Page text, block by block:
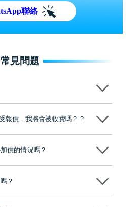
聯絡
常見問題
牌」，是諾貝爾種植系統全球放心植牙中
地區的顧客，受到粵港澳大灣區及周邊城
何問題都可以隨時預約免費咨詢，讓人十
報價，我將會被收費嗎？？
價的情況嗎？
？
率轉算收取費用，而匯率會及時告知客人